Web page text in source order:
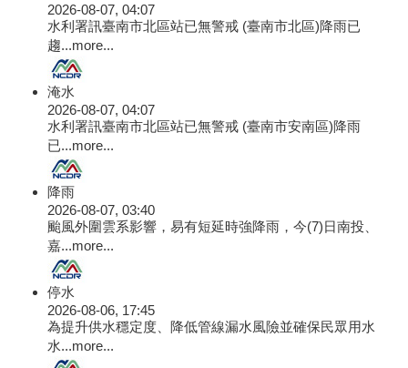
2026-08-07, 04:07
水利署訊臺南市北區站已無警戒 (臺南市北區)降雨已
趨...more...
淹水
2026-08-07, 04:07
水利署訊臺南市北區站已無警戒 (臺南市安南區)降雨
已...more...
降雨
2026-08-07, 03:40
颱風外圍雲系影響，易有短延時強降雨，今(7)日南投、
嘉...more...
停水
2026-08-06, 17:45
為提升供水穩定度、降低管線漏水風險並確保民眾用水
水...more...